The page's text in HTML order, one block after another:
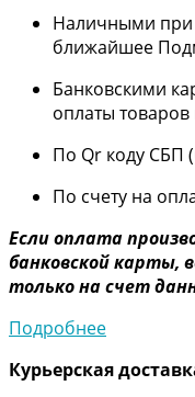
Наличными при
ближайшее
Банковскими
оплаты
По Qr коду СБП
По счету на
Если оплата
банковской карты,
только на счет
Подробнее
Курьерская